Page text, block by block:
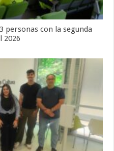
personas con la segunda
2026